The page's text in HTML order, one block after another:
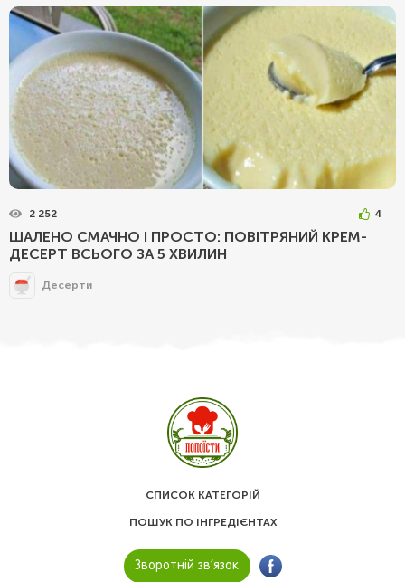
2 252 4
ШАЛЕНО СМАЧНО І ПРОСТО: ПОВІТРЯНИЙ КРЕМ-
ДЕСЕРТ ВСЬОГО ЗА 5 ХВИЛИН
Десерти
СПИСОК КАТЕГОРІЙ
ПОШУК ПО ІНГРЕДІЄНТАХ
Зворотній зв’язок